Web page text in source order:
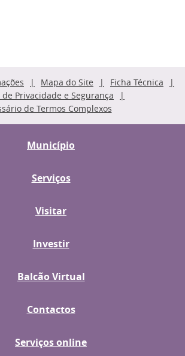
Mapa do Site
Ficha Técnica
de Privacidade e Segurança
de Termos Complexos
Município
Serviços
Visitar
Investir
Balcão Virtual
Contactos
Serviços online